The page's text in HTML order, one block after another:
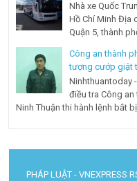
Nhà xe Quốc
Hồ Chí Minh Địa
Quận 5, thành
Công an thành
tượng cướp giật
Ninhthuantoday
điều tra Công an
Ninh Thuận thi hành lệnh bắt
PHÁP LUẬT - VNEXPRESS